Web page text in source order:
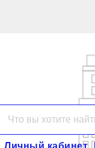
Личный кабинет